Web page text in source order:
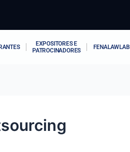
EXPOSITORES E
PATROCINADORES
FENALAWLAB